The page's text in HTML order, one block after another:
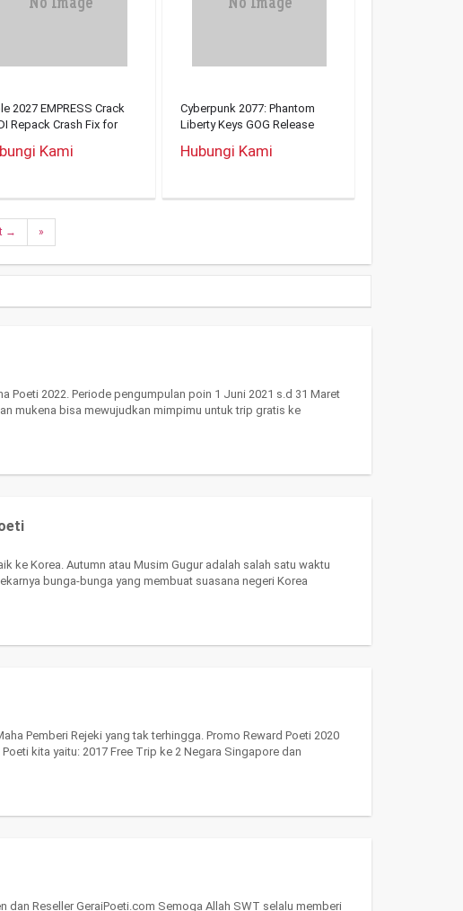
2027 EMPRESS Crack
Repack Crash Fix for
Kami
Cyberpunk 2077: Phantom
Liberty Keys GOG Release
Version 2026
Hubungi Kami
→ »
Poeti 2022. Periode pengumpulan poin 1 Juni 2021 s.d 31 Maret
mukena bisa mewujudkan mimpimu untuk trip gratis ke
ke Korea. Autumn atau Musim Gugur adalah salah satu waktu
bunga-bunga yang membuat suasana negeri Korea
kita yaitu: 2017 Free Trip ke 2 Negara Singapore dan
dan Reseller GeraiPoeti.com Semoga Allah SWT selalu memberi